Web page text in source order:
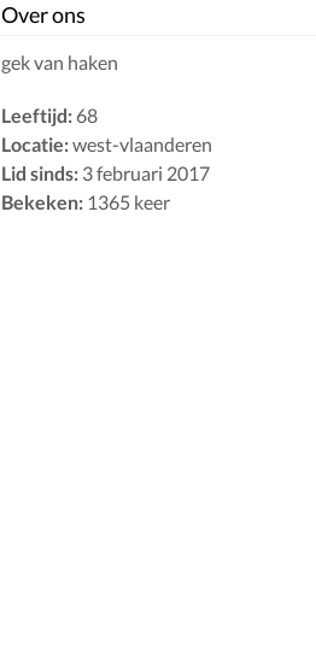
Over ons
gek van haken
Leeftijd: 68
Locatie:west-vlaanderen
Lid sinds: 3 februari 2017
Bekeken: 1365 keer